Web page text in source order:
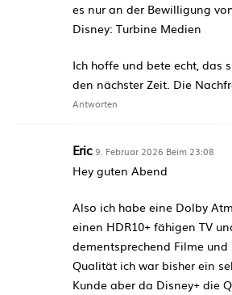
es nur an der Bewilligung
Disney: Turbine Medien
Ich hoffe und bete echt, das
den nächster Zeit. Die
Antworten
Eric 9. Februar 2026 Beim 23:08
Hey guten Abend
Also ich habe eine Dolby
einen HDR10+ fähigen TV
dementsprechend Filme und
Qualität ich war bisher ein
Kunde aber da Disney+ die